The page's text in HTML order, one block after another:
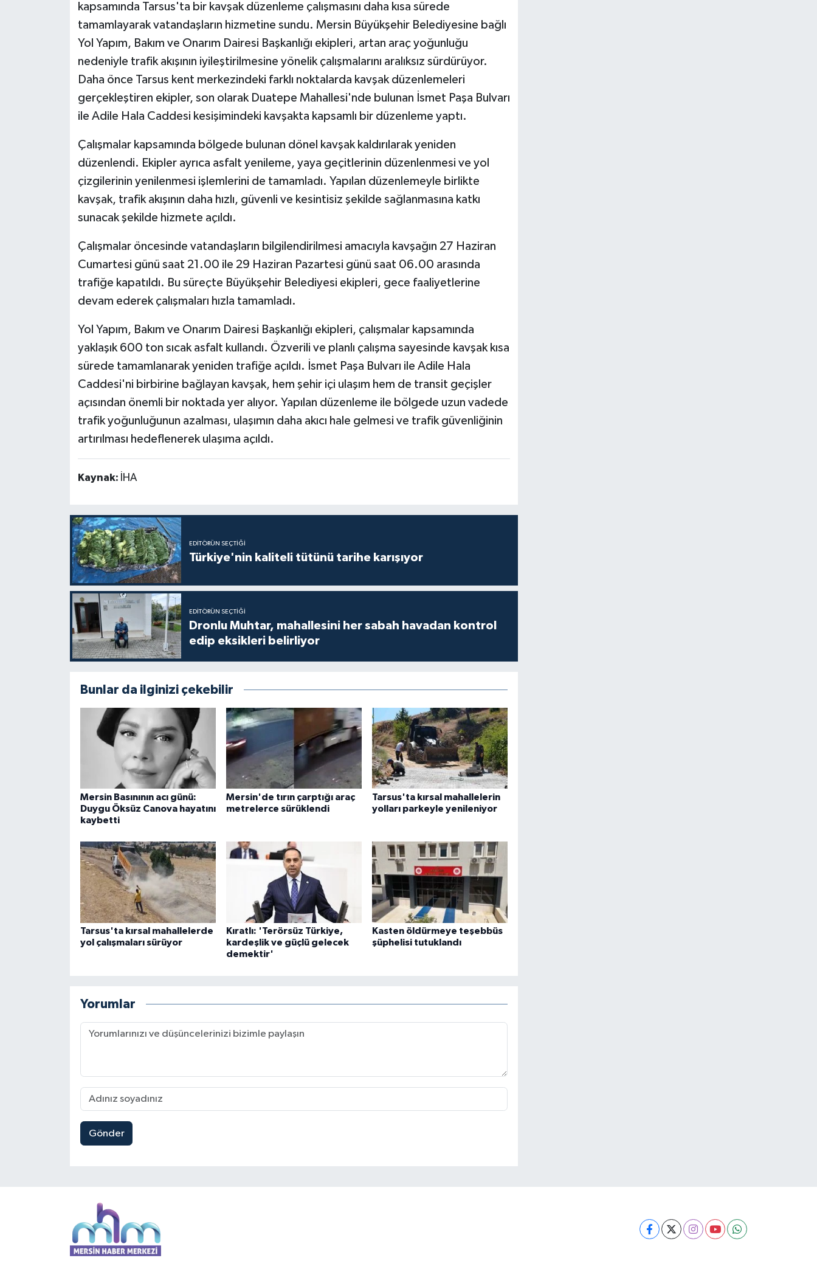
kapsamında Tarsus'ta bir kavşak düzenleme çalışmasını daha kısa sürede
tamamlayarak vatandaşların hizmetine sundu. Mersin Büyükşehir Belediyesine bağlı
Yol Yapım, Bakım ve Onarım Dairesi Başkanlığı ekipleri, artan araç yoğunluğu
nedeniyle trafik akışının iyileştirilmesine yönelik çalışmalarını aralıksız sürdürüyor.
Daha önce Tarsus kent merkezindeki farklı noktalarda kavşak düzenlemeleri
gerçekleştiren ekipler, son olarak Duatepe Mahallesi'nde bulunan İsmet Paşa Bulvarı
ile Adile Hala Caddesi kesişimindeki kavşakta kapsamlı bir düzenleme yaptı.
Çalışmalar kapsamında bölgede bulunan dönel kavşak kaldırılarak yeniden
düzenlendi. Ekipler ayrıca asfalt yenileme, yaya geçitlerinin düzenlenmesi ve yol
çizgilerinin yenilenmesi işlemlerini de tamamladı. Yapılan düzenlemeyle birlikte
kavşak, trafik akışının daha hızlı, güvenli ve kesintisiz şekilde sağlanmasına katkı
sunacak şekilde hizmete açıldı.
Çalışmalar öncesinde vatandaşların bilgilendirilmesi amacıyla kavşağın 27 Haziran
Cumartesi günü saat 21.00 ile 29 Haziran Pazartesi günü saat 06.00 arasında
trafiğe kapatıldı. Bu süreçte Büyükşehir Belediyesi ekipleri, gece faaliyetlerine
devam ederek çalışmaları hızla tamamladı.
Yol Yapım, Bakım ve Onarım Dairesi Başkanlığı ekipleri, çalışmalar kapsamında
yaklaşık 600 ton sıcak asfalt kullandı. Özverili ve planlı çalışma sayesinde kavşak kısa
sürede tamamlanarak yeniden trafiğe açıldı. İsmet Paşa Bulvarı ile Adile Hala
Caddesi'ni birbirine bağlayan kavşak, hem şehir içi ulaşım hem de transit geçişler
açısından önemli bir noktada yer alıyor. Yapılan düzenleme ile bölgede uzun vadede
trafik yoğunluğunun azalması, ulaşımın daha akıcı hale gelmesi ve trafik güvenliğinin
artırılması hedeflenerek ulaşıma açıldı.
Kaynak: İHA
EDITÖRÜN SEÇTIĞI
Türkiye'nin kaliteli tütünü tarihe karışıyor
EDITÖRÜN SEÇTIĞI
Dronlu Muhtar, mahallesini her sabah havadan kontrol
edip eksikleri belirliyor
Bunlar da ilginizi çekebilir
Mersin Basınının acı günü:
Duygu Öksüz Canova hayatını
kaybetti
Mersin'de tırın çarptığı araç
metrelerce sürüklendi
Tarsus'ta kırsal mahallelerin
yolları parkeyle yenileniyor
Tarsus'ta kırsal mahallelerde
yol çalışmaları sürüyor
Kıratlı: 'Terörsüz Türkiye,
kardeşlik ve güçlü gelecek
demektir'
Kasten öldürmeye teşebbüs
şüphelisi tutuklandı
Yorumlar
Gönder